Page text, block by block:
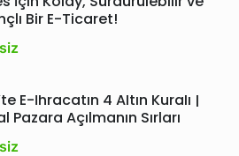
Bir E-Ticaret!
E-İhracatın 4 Altın Kuralı |
Pazara Açılmanın Sırları